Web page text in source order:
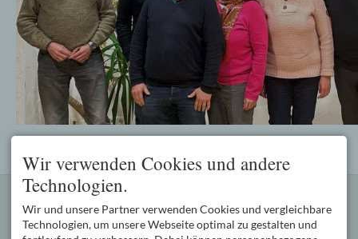
KONTAKT
Kath. Pfarramt Oberstdorf
Oststraße 2
Die Pfarreiengemeinschaft
Oberstdorf mit den Pfarreien
Wir verwenden Cookies und andere
Technologien.
Wir und unsere Partner verwenden Cookies und vergleichbare
Technologien, um unsere Webseite optimal zu gestalten und